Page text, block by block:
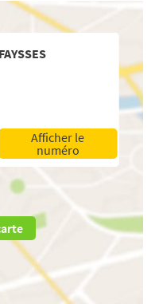
Afficher le
numéro